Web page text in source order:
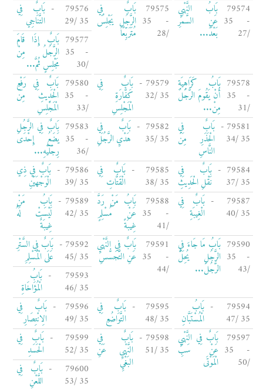
79574
- 35
/27
بَابُ النَّهْيِ
عَنِ السَّمَرِ
بَعْدَ...
79575
- 35
/28
بَابٌ فِي
الرَّجُلِ يَجْلِسُ
مُتَرَبِّعًا
79576 -
35 /29
بَابٌ فِي
التَّنَاجِي
79577
- 35
/30
بَابٌ إِذَا قَامَ
الرَّجُلُ مِنْ
مَجْلِسٍ ثُمَّ...
79578
- 35
/31
بَابُ كَرَاهِيَةِ
أَنْ يَقُومَ الرَّجُلُ
مِنْ...
79579 -
35 /32
بَابٌ فِي
كَفَّارَةِ
الْمَجْلِسِ
79580
- 35
/33
بَابٌ فِي رَفْعِ
الْحَدِيثِ مِنَ
الْمَجْلِسِ
79581 -
35 /34
بَابٌ فِي
الْحَذَرِ مِنَ
النَّاسِ
79582 -
35 /35
بَابٌ فِي
هَدْيِ الرَّجُلِ
79583
- 35
/36
بَابٌ فِي الرَّجُلِ
يَضَعُ إِحْدَى
رِجْلَيْهِ...
79584 -
35 /37
بَابٌ فِي
نَقْلِ الْحَدِيثِ
79585 -
35 /38
بَابٌ فِي
الْقَتَّاتِ
79586 -
35 /39
بَابٌ فِي ذِي
الْوَجْهَيْنِ
79587 -
35 /40
بَابٌ فِي
الْغِيبَةِ
79588
- 35
/41
بَابُ مَنْ رَدَّ
عَنْ مُسْلِمٍ
غِيبَةً
79589 -
35 /42
بَابُ مَنْ
لَيْسَتْ لَهُ
غِيبَةٌ
79590
- 35
/43
بَابُ مَا جَاءَ فِي
الرَّجُلِ يُحِلُّ
الرَّجُلَ...
79591
- 35
/44
بَابٌ فِي النَّهْيِ
عَنِ التَّجَسُّسِ
79592 -
35 /45
بَابٌ فِي السَّتْرِ
عَلَى الْمُسْلِمِ
79593 -
35 /46
بَابُ
الْمُؤَاخَاةِ
79594 -
35 /47
بَابُ
الْمُسْتَبَّانِ
79595 -
35 /48
بَابٌ فِي
التَّوَاضُعِ
79596 -
35 /49
بَابٌ فِي
الِانْتِصَارِ
79597
- 35
/50
بَابٌ فِي النَّهْيِ
عَنْ سَبِّ
الْمَوْتَى
79598 -
35 /51
بَابٌ فِي
النَّهْيِ عَنِ
البَغْيِ
79599 -
35 /52
بَابٌ فِي
الْحَسَدِ
79600 -
35 /53
بَابٌ فِي
اللَّعْنِ